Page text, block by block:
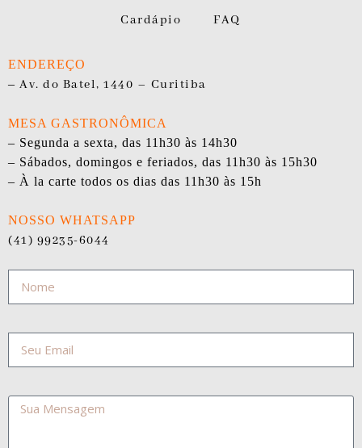
Cardápio FAQ
ENDEREÇO
– Av. do Batel, 1440 – Curitiba
MESA GASTRONÔMICA
– Segunda a sexta, das 11h30 às 14h30
– Sábados, domingos e feriados, das 11h30 às 15h30
– À la carte todos os dias das 11h30 às 15h
NOSSO WHATSAPP
(41) 99235-6044